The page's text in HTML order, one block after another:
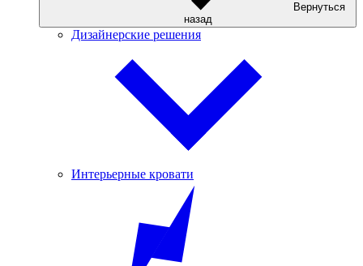
Вернуться
назад
Дизайнерские решения
Интерьерные кровати